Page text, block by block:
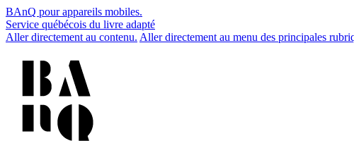
BAnQ pour appareils mobiles.
Service québécois du livre adapté
Aller directement au contenu. Aller directement au menu des principales